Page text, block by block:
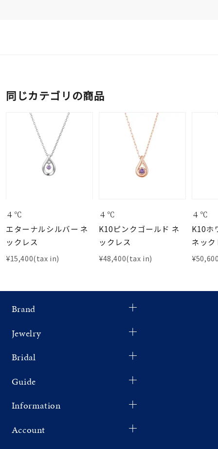
同じカテゴリの商品
４℃
エターナルシルバー ネ
ックレス
¥15,400(tax in)
４℃
K10ピンクゴールド ネ
ックレス
¥48,400(tax in)
４℃
K10ホ
ネッ
Brand
Jewelry
Bridal
Guide
Information
Account